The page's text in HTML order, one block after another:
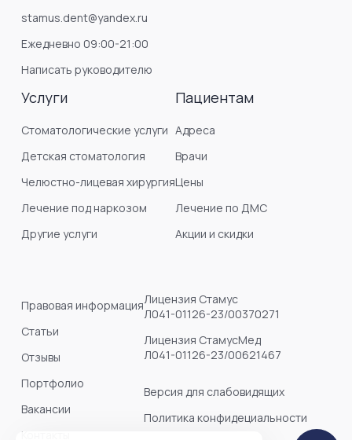
stamus.dent@yandex.ru
Ежедневно 09:00-21:00
Написать руководителю
Услуги
Стоматологические услуги
Детская стоматология
Челюстно-лицевая хирургия
Лечение под наркозом
Другие услуги
Пациентам
Адреса
Врачи
Цены
Лечение по ДМС
Акции и скидки
Правовая информация
Статьи
Отзывы
Портфолио
Вакансии
Контакты
Лицензия Стамус
Л041-01126-23/00370271
Лицензия СтамусМед
Л041-01126-23/00621467
Версия для слабовидящих
Политика конфидециальности